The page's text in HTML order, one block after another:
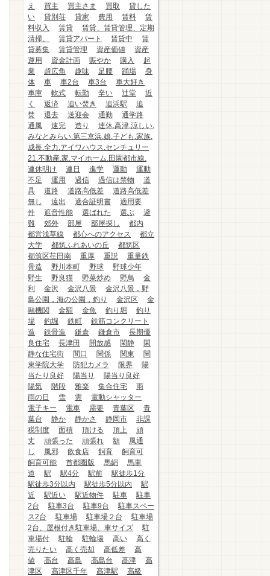
え
買主 買主さま 買取
貸した
い
貸別荘 貸家 費用 賃料
賃
料収入
賃貸
賃貸、賃貸管理、定期
清掃、
賃貸アパート 賃貸中
賃
貸募集
賃貸管理 資産価値
資産
運用
資金計画 賑やか 購入
起
業
超広角 趣味 足腰 踊場
身
体
車 車2台 車3台
車大好き
車庫
軟式 転勤 辛い 辻堂
近
く
返済 追い焚き 追浜駅
追
焚
退去 送迎会 通勤
通学路
通風
速完 造り
連休.高津.涼しい.
みなとみらい.第三京浜.娘.子ども.家族.
成長.全力.アイワハウス.センチュリー
21.不動産.家.マイホーム.田園都市線.
連休明け
連日 進学 運動
運動
不足
運用 過信 過信は禁物
道
具
道路 道路高低差
道路高低差
無し
遠出 適合証明書
適用要
件
遮音性能 選ばれた 選ぶ
避
難
郊外 部屋 部屋探し
都内
都営浅草線
都心へのアクセス
都立
大学
都筑ふれあいの丘
都筑区
都筑区荏田南
重厚 重説
重量鉄
骨造
野川本町 野球
野球少年
野生
野良猫 野菜炒め 野鳥
金
利
金沢 金沢八景
金沢八景，野
島公園，海の公園，釣り
金沢区
金
融機関
金額 金魚 釣り堀
釣り
場
釣堀 鉄町
鉄筋コンクリート
造
鉄骨造 鎌倉 鎌倉市
長期優
良住宅
長津田 開放感 閑静
閑
静な住宅街
間口 関係 関東
関
東学院大学
防犯カメラ 限界
陽
当たり良好
陽当り
陽当り良好
陽気
階段 雅楽 集合住宅
雨
雨の日
雪 雲
電動シャッター
電子キー
電車 需要 青葉区
青
葉台
静か 静かさ 静岡市
非課
税制度
面積 頂ける 頂上
頑
丈
頑張った 頑張れ 額
風通
し
風邪 飲食店 飼育
飼育可
飼育可能
首都圏版 馬絹
馬車
道
駅 駅4分 駅前
駅徒歩1分
駅徒歩3分以内
駅徒歩5分以内
駅
近
駅近い 駅近物件 駐車
駐車
2台
駐車3台 駐車9台
駐車スペー
ス2台
駐車場 駐車場２台
駐車場
2台、屋根付き駐車場、車サイズ
駐
車場付
駐輪 駐輪場 高い
高く
売りたい
高く売却 高低差
高
値
高台 高島 高島台 高津
高
津区
高津区千年 高津駅
高級